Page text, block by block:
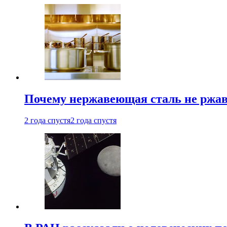
Почему нержавеющая сталь не
2 года спустя2 года спустя